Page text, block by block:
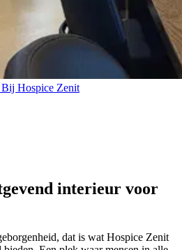
Hospice Zenit
interieur voor
dat is wat Hospice Zenit